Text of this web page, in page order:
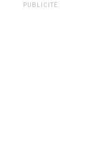
PUBLICITÉ